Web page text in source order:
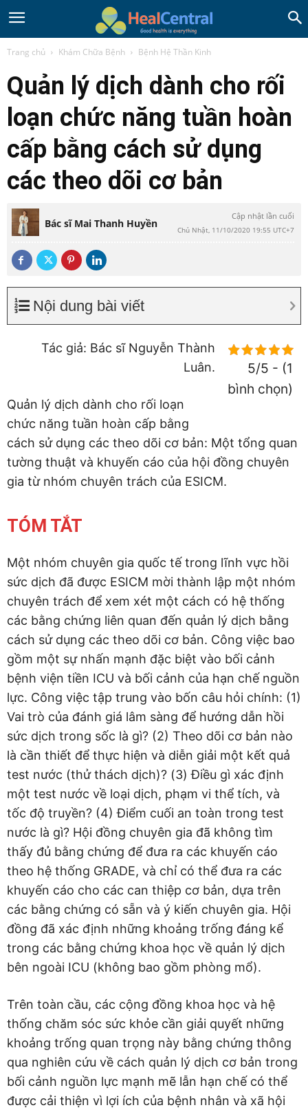
Trang chủ Khám Chữa Bệnh Bệnh Hệ Thần Kinh
Quản lý dịch dành cho rối
loạn chức năng tuần hoàn
cấp bằng cách sử dụng
các theo dõi cơ bản
Bác sĩ Mai Thanh Huyền
Cập nhật lần cuối
Chủ Nhật, 11/10/2020 19:55 UTC+7
Nội dung bài viết
5/5 - (1
bình chọn)
Tác giả: Bác sĩ Nguyễn Thành
Luân.
Quản lý dịch dành cho rối loạn
chức năng tuần hoàn cấp bằng
cách sử dụng các theo dõi cơ bản: Một tổng quan
tường thuật và khuyến cáo của hội đồng chuyên
gia từ nhóm chuyên trách của ESICM.
TÓM TẮT
Một nhóm chuyên gia quốc tế trong lĩnh vực hồi
sức dịch đã được ESICM mời thành lập một nhóm
chuyên trách để xem xét một cách có hệ thống
các bằng chứng liên quan đến quản lý dịch bằng
cách sử dụng các theo dõi cơ bản. Công việc bao
gồm một sự nhấn mạnh đặc biệt vào bối cảnh
bệnh viện tiền ICU và bối cảnh của hạn chế nguồn
lực. Công việc tập trung vào bốn câu hỏi chính: (1)
Vai trò của đánh giá lâm sàng để hướng dẫn hồi
sức dịch trong sốc là gì? (2) Theo dõi cơ bản nào
là cần thiết để thực hiện và diễn giải một kết quả
test nước (thử thách dịch)? (3) Điều gì xác định
một test nước về loại dịch, phạm vi thể tích, và
tốc độ truyền? (4) Điểm cuối an toàn trong test
nước là gì? Hội đồng chuyên gia đã không tìm
thấy đủ bằng chứng để đưa ra các khuyến cáo
theo hệ thống GRADE, và chỉ có thể đưa ra các
khuyến cáo cho các can thiệp cơ bản, dựa trên
các bằng chứng có sẵn và ý kiến chuyên gia. Hội
đồng đã xác định những khoảng trống đáng kể
trong các bằng chứng khoa học về quản lý dịch
bên ngoài ICU (không bao gồm phòng mổ).
Trên toàn cầu, các cộng đồng khoa học và hệ
thống chăm sóc sức khỏe cần giải quyết những
khoảng trống quan trọng này bằng chứng thông
qua nghiên cứu về cách quản lý dịch cơ bản trong
bối cảnh nguồn lực mạnh mẽ lẫn hạn chế có thể
được cải thiện vì lợi ích của bệnh nhân và xã hội